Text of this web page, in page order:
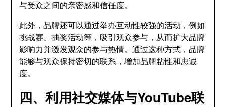
与受众之间的亲密感和信任度。
此外，品牌还可以通过举办互动性较强的活动，例如
挑战赛、抽奖活动等，吸引观众参与，从而扩大品牌
影响力并激发观众的参与热情。通过这种方式，品牌
能够与观众保持密切的联系，增加品牌粘性和忠诚
度。
四、利用社交媒体与YouTube联